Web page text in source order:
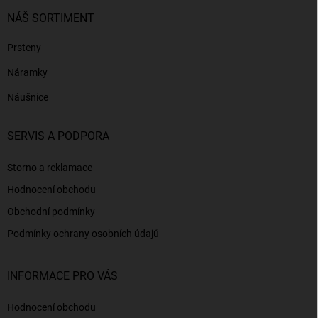
NÁŠ SORTIMENT
Prsteny
Náramky
Náušnice
SERVIS A PODPORA
Storno a reklamace
Hodnocení obchodu
Obchodní podmínky
Podmínky ochrany osobních údajů
INFORMACE PRO VÁS
Hodnocení obchodu